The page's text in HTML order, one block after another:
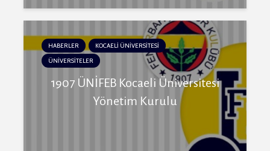
HABERLER
KOCAELİ ÜNİVERSİTESİ
ÜNİVERSİTELER
1907 ÜNİFEB Kocaeli Üniversitesi
Yönetim Kurulu